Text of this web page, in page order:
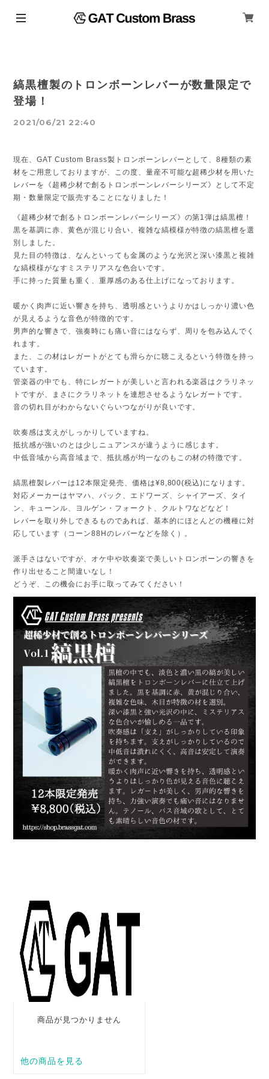
縞黒檀製のトロンボーンレバーが数量限定で
登場！
2021/06/21 22:40
現在、GAT Custom Brass製トロンボーンレバーとして、8種類の素
材をご用意しておりますが、この度、量産不可能な超稀少材を用いた
レバーを《超稀少材で創るトロンボーンレバーシリーズ》として不定
期・数量限定で販売することになりました！
《超稀少材で創るトロンボーンレバーシリーズ》の第1弾は縞黒檀！
黒を基調に赤、黄色が混じり合い、複雑な縞模様が特徴の縞黒檀を選
別しました。
見た目の特徴は、なんといっても金属のような光沢と深い漆黒と複雑
な縞模様がなすミステリアスな色合いです。
手に持った質量も重く、重厚感のある仕上げになっております。
暖かく肉声に近い響きを持ち、透明感というよりかはしっかり濃い色
が見えるような音色が特徴的です。
男声的な響きで、強奏時にも痛い音にはならず、周りを包み込んでく
れます。
また、この材はレガートがとても滑らかに聴こえるという特徴を持っ
ています。
管楽器の中でも、特にレガートが美しいと言われる楽器はクラリネッ
トですが、まさにクラリネットを連想させるようなレガートです。
音の切れ目がわからないぐらいつながりが良いです。
吹奏感は支えがしっかりしていますね。
抵抗感が強いのとは少しニュアンスが違うように感じます。
中低音域から高音域まで、抵抗感が均一なのもこの材の特徴です。
縞黒檀製レバーは12本限定発売、価格は¥8,800(税込)になります。
対応メーカーはヤマハ、バック、エドワーズ、シャイアーズ、タイ
ン、キューンル、ヨルゲン・フォークト、クルトワなどなど！
レバーを取り外しできるものであれば、基本的にほとんどの機種に対
応しています（コーン88Hのレバーなどを除く）。
派手さはないですが、オケ中や吹奏楽で美しいトロンボーンの響きを
作り出せること間違いなし！
どうぞ、この機会にお手に取ってみてください！